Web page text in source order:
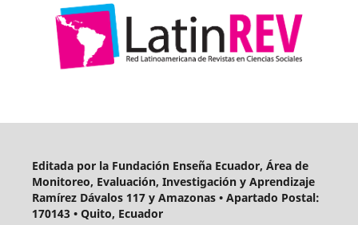
Editada por la Fundación Enseña Ecuador, Área de
Monitoreo, Evaluación, Investigación y Aprendizaje
Ramírez Dávalos 117 y Amazonas • Apartado Postal:
170143 • Quito, Ecuador